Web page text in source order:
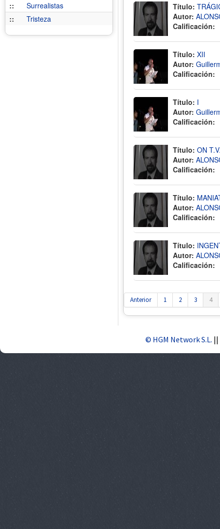
::
Surrealistas
::
Tristeza
Título:
Autor:
Calificación:
Título: XII
Autor:
Calificación:
Título: I
Autor:
Calificación:
Título: ON
Autor:
Calificación:
Título:
Autor:
Calificación:
Título:
Autor:
Calificación:
Anterior 1 2 3 4
© HGM Network S.L. ||